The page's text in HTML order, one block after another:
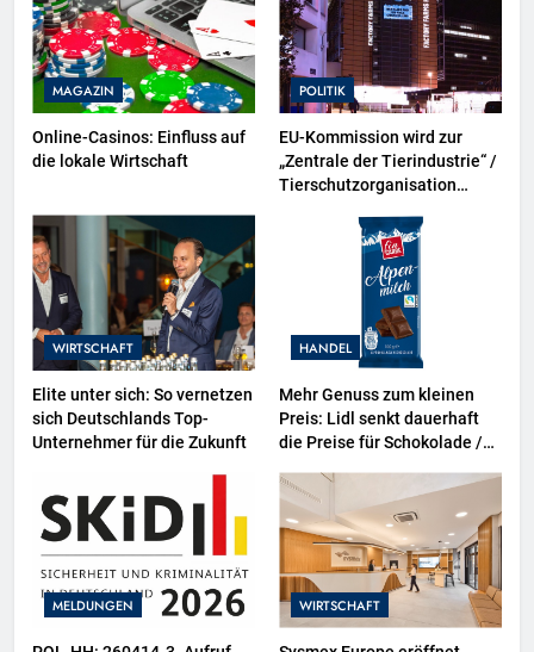
MAGAZIN
Online-Casinos: Einfluss auf
die lokale Wirtschaft
POLITIK
EU-Kommission wird zur
„Zentrale der Tierindustrie“ /
Tierschutzorganisation
Projektion in Brüssel die
Nähe der EU-Kommission zur
Tierindustrie an
WIRTSCHAFT
Elite unter sich: So vernetzen
sich Deutschlands Top-
Unternehmer für die Zukunft
HANDEL
Mehr Genuss zum kleinen
Preis: Lidl senkt dauerhaft
die Preise für Schokolade /
bis zu 13 Prozent günstiger
MELDUNGEN WIRTSCHAFT